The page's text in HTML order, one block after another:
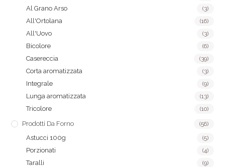
Al Grano Arso (3)
All'Ortolana (16)
All'Uovo (3)
Bicolore (6)
Casereccia (39)
Corta aromatizzata (3)
Integrale (9)
Lunga aromatizzata (13)
Tricolore (10)
Prodotti Da Forno (56)
Astucci 100g (5)
Porzionati (4)
Taralli (9)